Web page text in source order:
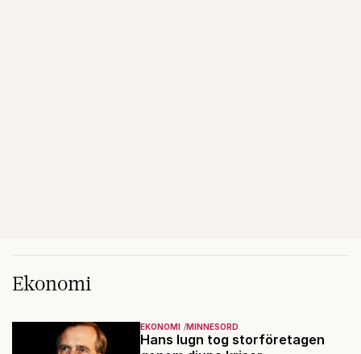
Ekonomi
EKONOMI MINNESORD
Hans lugn tog storföretagen